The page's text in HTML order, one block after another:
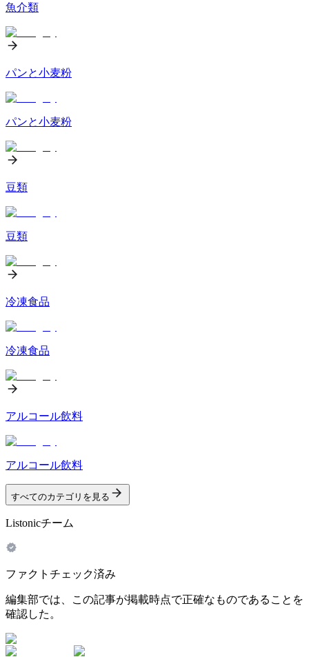
魚介類
パンと小麦粉
パンと小麦粉
豆類
豆類
冷凍食品
冷凍食品
アルコール飲料
アルコール飲料
すべてのカテゴリを見る
Listonicチーム
ファクトチェック済み
編集部では、この記事が掲載時点で正確なものであることを
確認した。